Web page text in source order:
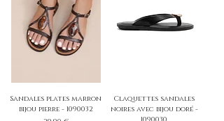
Sandales plates marron
bijou pierre - 1090032
Claquettes sandales
noires avec bijou doré -